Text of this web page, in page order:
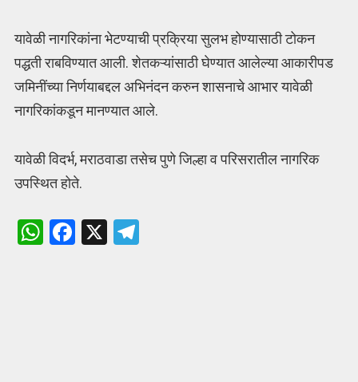
यावेळी नागरिकांना भेटण्याची प्रक्रिया सुलभ होण्यासाठी टोकन
पद्धती राबविण्यात आली. शेतकऱ्यांसाठी घेण्यात आलेल्या आकारीपड
जमिनींच्या निर्णयाबद्दल अभिनंदन करुन शासनाचे आभार यावेळी
नागरिकांकडून मानण्यात आले.
यावेळी विदर्भ, मराठवाडा तसेच पुणे जिल्हा व परिसरातील नागरिक
उपस्थित होते.
W F X T